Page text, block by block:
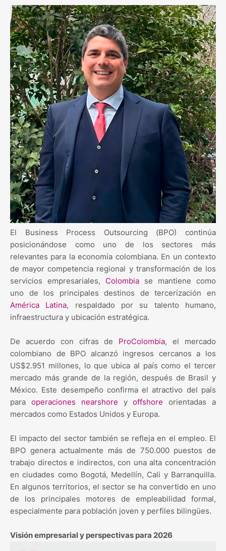
El Business Process Outsourcing (BPO) continúa
posicionándose como uno de los sectores más
relevantes para la economía colombiana. En un contexto
de mayor competencia regional y transformación de los
servicios empresariales, Colombia se mantiene como
uno de los principales destinos de tercerización en
América Latina, respaldado por su talento humano,
infraestructura y ubicación estratégica.
De acuerdo con cifras de ProColombia, el mercado
colombiano de BPO alcanzó ingresos cercanos a los
US$2.951 millones, lo que ubica al país como el tercer
mercado más grande de la región, después de Brasil y
México. Este desempeño confirma el atractivo del país
para operaciones nearshore yoffshore orientadas a
mercados como Estados Unidos y Europa.
El impacto del sector también se refleja en el empleo. El
BPO genera actualmente más de 750.000 puestos de
trabajo directos e indirectos, con una alta concentración
en ciudades como Bogotá, Medellín, Cali y Barranquilla.
En algunos territorios, el sector se ha convertido en uno
de los principales motores de empleabilidad formal,
especialmente para población joven y perfiles bilingües.
Visión empresarial y perspectivas para 2026